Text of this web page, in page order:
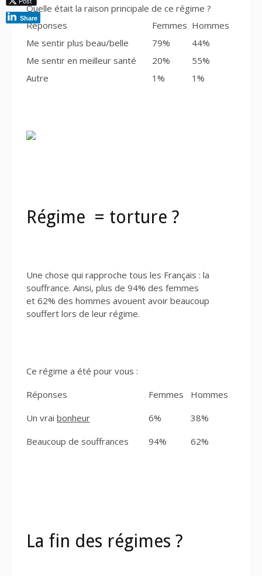
Quelle était la raison principale de ce régime ?
Réponses
Femmes Hommes
Me sentir plus beau/belle
79%
44%
Me sentir en meilleur santé
20%
55%
Autre
1% 1%
Régime = torture ?
Une chose qui rapproche tous les Français : la
souffrance. Ainsi, plus de 94% des femmes
et 62% des hommes avouent avoir beaucoup
souffert lors de leur régime.
Ce régime a été pour vous :
Réponses
Femmes
Hommes
Un vrai bonheur 6%
38%
Beaucoup de souffrances
94% 62%
La fin des régimes ?
Share